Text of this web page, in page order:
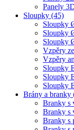
Panely
Sloupky (45)
Sloupky
Sloupky
Sloupky
Vzpěry
Vzpěry
Sloupky
Sloupky
Sloupky
Brány a branky
Branky s
Branky s
Branky s